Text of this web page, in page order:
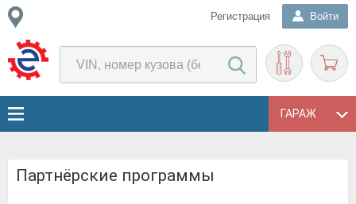
Регистрация Войти
ГАРАЖ
Партнёрские программы